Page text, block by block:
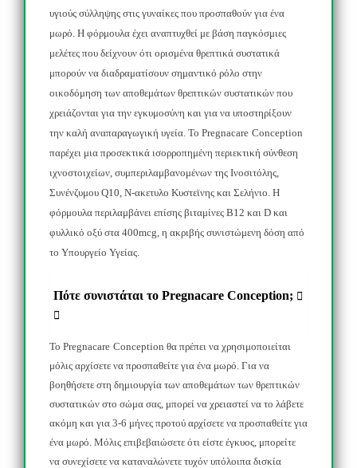
υγιούς σύλληψης στις γυναίκες που προσπαθούν για ένα
μωρό. Η φόρμουλα έχει αναπτυχθεί με βάση παγκόσμιες
μελέτες που δείχνουν ότι ορισμένα θρεπτικά συστατικά
μπορούν να διαδραματίσουν σημαντικό ρόλο στην
οικοδόμηση των αποθεμάτων θρεπτικών συστατικών που
χρειάζονται για την εγκυμοσύνη και για να υποστηρίξουν
την καλή αναπαραγωγική υγεία. Το Pregnacare Conception
παρέχει μια προσεκτικά ισορροπημένη περιεκτική σύνθεση
ιχνοστοιχείων, συμπεριλαμβανομένων της Ινοσιτόλης,
Συνένζυμου Q10, Ν-ακετυλο Κυστεϊνης και Σελήνιο. Η
φόρμουλα περιλαμβάνει επίσης βιταμίνες Β12 και D και
φυλλικό οξύ στα 400mcg , η ακριβής συνιστώμενη δόση από
το Υπουργείο Υγείας.
Πότε συνιστάται το Pregnacare Conception;
Το Pregnacare Conception θα πρέπει να χρησιμοποιείται
μόλις αρχίσετε να προσπαθείτε για ένα μωρό. Για να
βοηθήσετε στη δημιουργία των αποθεμάτων των θρεπτικών
συστατικών στο σώμα σας, μπορεί να χρειαστεί να το λάβετε
ακόμη και για 3-6 μήνες προτού αρχίσετε να προσπαθείτε για
ένα μωρό. Μόλις επιβεβαιώσετε ότι είστε έγκυος, μπορείτε
να συνεχίσετε να καταναλώνετε τυχόν υπόλοιπα δισκία